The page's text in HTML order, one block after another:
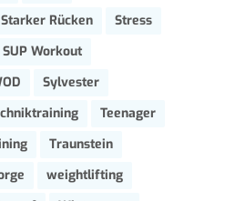
Starker Rücken
Stress
SUP Workout
Sylvester
Teenager
Traunstein
weightlifting